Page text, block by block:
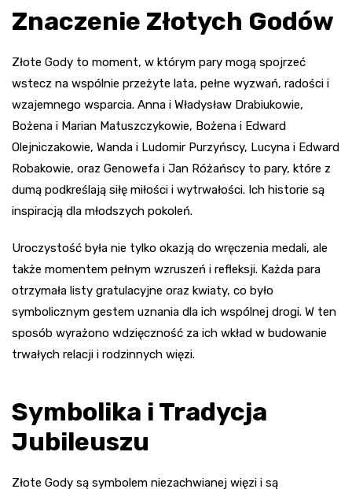
Znaczenie Złotych Godów
Złote Gody to moment, w którym pary mogą spojrzeć
wstecz na wspólnie przeżyte lata, pełne wyzwań, radości i
wzajemnego wsparcia. Anna i Władysław Drabiukowie,
Bożena i Marian Matuszczykowie, Bożena i Edward
Olejniczakowie, Wanda i Ludomir Purzyńscy, Lucyna i Edward
Robakowie, oraz Genowefa i Jan Różańscy to pary, które z
dumą podkreślają siłę miłości i wytrwałości. Ich historie są
inspiracją dla młodszych pokoleń.
Uroczystość była nie tylko okazją do wręczenia medali, ale
także momentem pełnym wzruszeń i refleksji. Każda para
otrzymała listy gratulacyjne oraz kwiaty, co było
symbolicznym gestem uznania dla ich wspólnej drogi. W ten
sposób wyrażono wdzięczność za ich wkład w budowanie
trwałych relacji i rodzinnych więzi.
Symbolika i Tradycja
Jubileuszu
Złote Gody są symbolem niezachwianej więzi i są